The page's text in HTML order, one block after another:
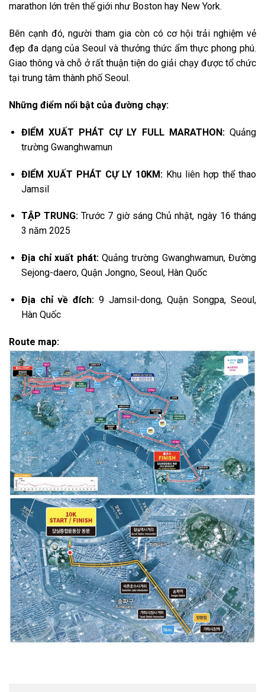
marathon lớn trên thế giới như Boston hay New York.
Bên cạnh đó, người tham gia còn có cơ hội trải nghiệm vẻ
đẹp đa dạng của Seoul và thưởng thức ẩm thực phong phú.
Giao thông và chỗ ở rất thuận tiện do giải chạy được tổ chức
tại trung tâm thành phố Seoul.
Những điểm nổi bật của đường chạy:
ĐIỂM XUẤT PHÁT CỰ LY FULL MARATHON:Quảng
trường Gwanghwamun
ĐIỂM XUẤT PHÁT CỰ LY 10KM:Khu liên hợp thể thao
Jamsil
TẬP TRUNG: Trước 7 giờ sáng Chủ nhật, ngày 16 tháng
3 năm 2025
Địa chỉ xuất phát:Quảng trường Gwanghwamun, Đường
Sejong-daero, Quận Jongno, Seoul, Hàn Quốc
Địa chỉ về đích: 9 Jamsil-dong, Quận Songpa, Seoul,
Hàn Quốc
Route map: